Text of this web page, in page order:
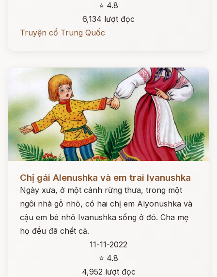
⭐ 4.8
6,134 lượt đọc
Truyện cổ Trung Quốc
Chị gái Alenushka và em trai Ivanushka
Ngày xưa, ở một cánh rừng thưa, trong một
ngôi nhà gỗ nhỏ, có hai chị em Alyonushka và
cậu em bé nhỏ Ivanushka sống ở đó. Cha mẹ
họ đều đã chết cả.
11-11-2022
⭐ 4.8
4,952 lượt đọc